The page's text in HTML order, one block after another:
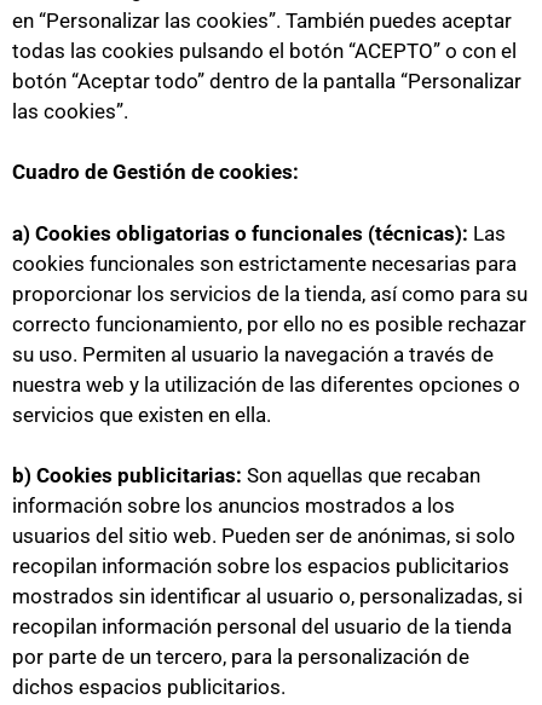
en “Personalizar las cookies”. También puedes aceptar
todas las cookies pulsando el botón “ACEPTO” o con el
botón “Aceptar todo” dentro de la pantalla “Personalizar
las cookies”.
Cuadro de Gestión de cookies:
a) Cookies obligatorias o funcionales (técnicas): Las
cookies funcionales son estrictamente necesarias para
proporcionar los servicios de la tienda, así como para su
correcto funcionamiento, por ello no es posible rechazar
su uso. Permiten al usuario la navegación a través de
nuestra web y la utilización de las diferentes opciones o
servicios que existen en ella.
b) Cookies publicitarias: Son aquellas que recaban
información sobre los anuncios mostrados a los
usuarios del sitio web. Pueden ser de anónimas, si solo
recopilan información sobre los espacios publicitarios
mostrados sin identificar al usuario o, personalizadas, si
recopilan información personal del usuario de la tienda
por parte de un tercero, para la personalización de
dichos espacios publicitarios.